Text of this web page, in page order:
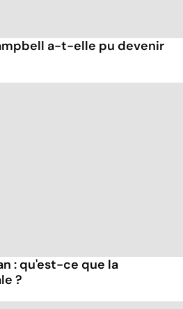
a-t-elle pu devenir
: qu'est-ce que la
?